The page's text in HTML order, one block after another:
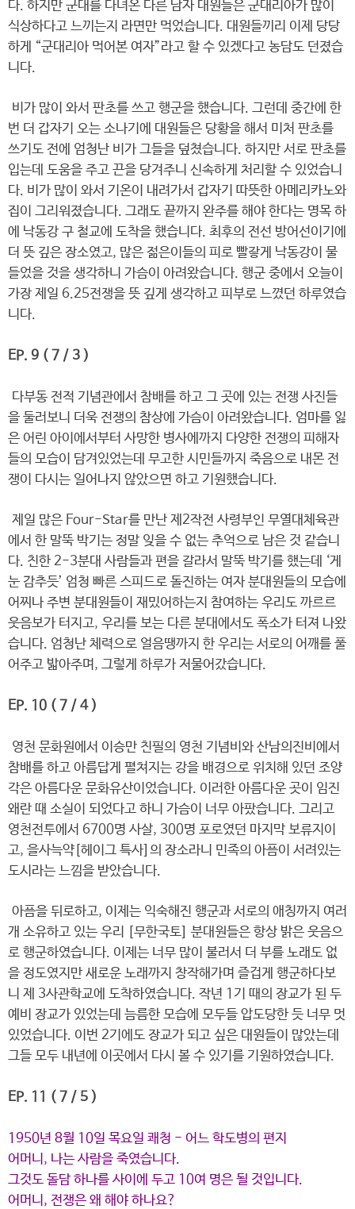
다. 하지만 군대를 다녀온 다른 남자 대원들은 군대리아가 많이
식상하다고 느끼는지 라면만 먹었습니다. 대원들끼리 이제 당당
하게 “군대리아 먹어본 여자”라고 할 수 있겠다고 농담도 던졌습
니다.
비가 많이 와서 판초를 쓰고 행군을 했습니다. 그런데 중간에 한
번 더 갑자기 오는 소나기에 대원들은 당황을 해서 미처 판초를
쓰기도 전에 엄청난 비가 그들을 덮쳤습니다. 하지만 서로 판초를
입는데 도움을 주고 끈을 당겨주니 신속하게 처리할 수 있었습니
다. 비가 많이 와서 기온이 내려가서 갑자기 따뜻한 아메리카노와
집이 그리워졌습니다. 그래도 끝까지 완주를 해야 한다는 명목 하
에 낙동강 구 철교에 도착을 했습니다. 최후의 전선 방어선이기에
더 뜻 깊은 장소였고, 많은 젊은이들의 피로 빨갛게 낙동강이 물
들었을 것을 생각하니 가슴이 아려왔습니다. 행군 중에서 오늘이
가장 제일 6.25전쟁을 뜻 깊게 생각하고 피부로 느꼈던 하루였습
니다.
EP. 9 ( 7 / 3 )
다부동 전적 기념관에서 참배를 하고 그 곳에 있는 전쟁 사진들
을 둘러보니 더욱 전쟁의 참상에 가슴이 아려왔습니다. 엄마를 잃
은 어린 아이에서부터 사망한 병사에까지 다양한 전쟁의 피해자
들의 모습이 담겨있었는데 무고한 시민들까지 죽음으로 내몬 전
쟁이 다시는 일어나지 않았으면 하고 기원했습니다.
제일 많은 Four-Star를 만난 제2작전 사령부인 무열대체육관
에서 한 말뚝 박기는 정말 잊을 수 없는 추억으로 남은 것 같습니
다. 친한 2-3분대 사람들과 편을 갈라서 말뚝 박기를 했는데 ‘게
눈 감추듯’ 엄청 빠른 스피드로 돌진하는 여자 분대원들의 모습에
어찌나 주변 분대원들이 재밌어하는지 참여하는 우리도 까르르
웃음보가 터지고, 우리를 보는 다른 분대에서도 폭소가 터져 나왔
습니다. 엄청난 체력으로 얼음땡까지 한 우리는 서로의 어깨를 풀
어주고 밟아주며, 그렇게 하루가 저물어갔습니다.
EP. 10 ( 7 / 4 )
영천 문화원에서 이승만 친필의 영천 기념비와 산남의진비에서
참배를 하고 아름답게 펼쳐지는 강을 배경으로 위치해 있던 조양
각은 아름다운 문화유산이었습니다. 이러한 아름다운 곳이 임진
왜란 때 소실이 되었다고 하니 가슴이 너무 아팠습니다. 그리고
영천전투에서 6700명 사살, 300명 포로였던 마지막 보류지이
고, 을사늑약[헤이그 특사]의 장소라니 민족의 아픔이 서려있는
도시라는 느낌을 받았습니다.
아픔을 뒤로하고, 이제는 익숙해진 행군과 서로의 애칭까지 여러
개 소유하고 있는 우리 [무한국토] 분대원들은 항상 밝은 웃음으
로 행군하였습니다. 이제는 너무 많이 불러서 더 부를 노래도 없
을 정도였지만 새로운 노래까지 창작해가며 즐겁게 행군하다보
니 제 3사관학교에 도착하였습니다. 작년 1기 때의 장교가 된 두
예비 장교가 있었는데 늠름한 모습에 모두들 압도당한 듯 너무 멋
있었습니다. 이번 2기에도 장교가 되고 싶은 대원들이 많았는데
그들 모두 내년에 이곳에서 다시 볼 수 있기를 기원하였습니다.
EP. 11 ( 7 / 5 )
1950년 8월 10일 목요일 쾌청 - 어느 학도병의 편지
어머니, 나는 사람을 죽였습니다.
그것도 돌담 하나를 사이에 두고 10여 명은 될 것입니다.
어머니, 전쟁은 왜 해야 하나요?